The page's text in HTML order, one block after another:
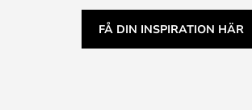
FÅ DIN INSPIRATION HÄR